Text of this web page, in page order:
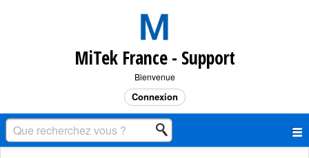
MiTek France - Support
Bienvenue
Connexion